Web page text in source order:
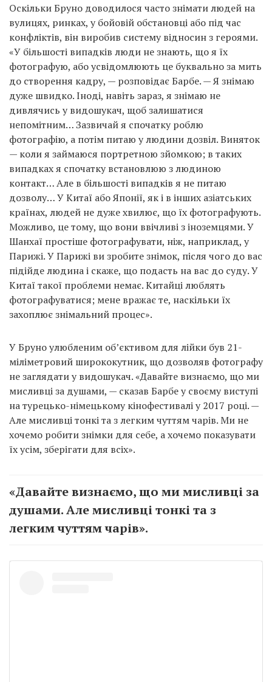
Оскільки Бруно доводилося часто знімати людей на
вулицях, ринках, у бойовій обстановці або під час
конфліктів, він виробив систему відносин з героями.
«У більшості випадків люди не знають, що я їх
фотографую, або усвідомлюють це буквально за мить
до створення кадру, — розповідає Барбе. — Я знімаю
дуже швидко. Іноді, навіть зараз, я знімаю не
дивлячись у видошукач, щоб залишатися
непомітним… Зазвичай я спочатку роблю
фотографію, а потім питаю у людини дозвіл. Виняток
— коли я займаюся портретною зйомкою; в таких
випадках я спочатку встановлюю з людиною
контакт… Але в більшості випадків я не питаю
дозволу… У Китаї або Японії, як і в інших азіатських
країнах, людей не дуже хвилює, що їх фотографують.
Можливо, це тому, що вони ввічливі з іноземцями. У
Шанхаї простіше фотографувати, ніж, наприклад, у
Парижі. У Парижі ви зробите знімок, після чого до вас
підійде людина і скаже, що подасть на вас до суду. У
Китаї такої проблеми немає. Китайці люблять
фотографуватися; мене вражає те, наскільки їх
захоплює знімальний процес».
У Бруно улюбленим об’єктивом для лійки був 21-
міліметровий ширококутник, що дозволяв фотографу
не заглядати у видошукач. «Давайте визнаємо, що ми
мисливці за душами, — сказав Барбе у своєму виступі
на турецько-німецькому кінофестивалі у 2017 році. —
Але мисливці тонкі та з легким чуттям чарів. Ми не
хочемо робити знімки для себе, а хочемо показувати
їх усім, зберігати для всіх».
«Давайте визнаємо, що ми мисливці за
душами. Але мисливці тонкі та з
легким чуттям чарів».